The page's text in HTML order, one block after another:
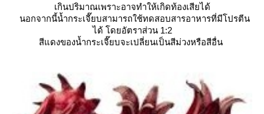
เกินปริมาณเพราะอาจทำให้เกิดท้องเสียได้
นอกจากนี้น้ำกระเจี๊ยบสามารถใช้ทดสอบสารอาหารที่มีโปรตีน
ได้ โดยอัตราส่วน 1:2
สีแดงของน้ำกระเจี๊ยบจะเปลี่ยนเป็นสีม่วงหรือสีอื่น